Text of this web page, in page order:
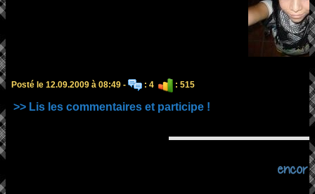
Posté le 12.09.2009 à 08:49 - : 4 : 515
>> Lis les commentaires et participe !
encor